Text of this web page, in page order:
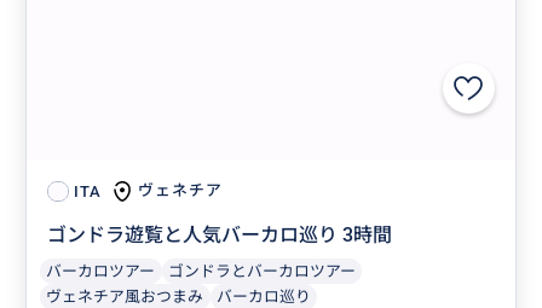
ITA ヴェネチア
ゴンドラ遊覧と人気バーカロ巡り 3時間
バーカロツアー
ゴンドラとバーカロツアー
ヴェネチア風おつまみ
バーカロ巡り